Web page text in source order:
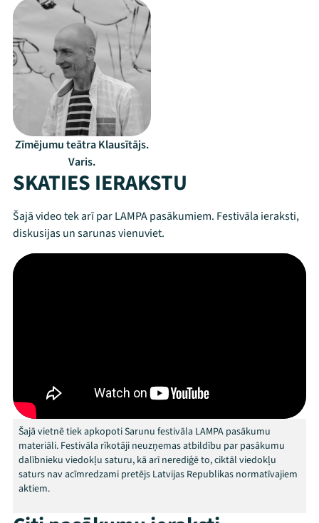
Festivāls
Programma
Arhīvs
Zīmējumu teātra Klausītājs.
Varis.
SKATIES IERAKSTU
Šajā video tek arī par LAMPA pasākumiem. Festivāla ieraksti,
diskusijas un sarunas vienuviet.
Šajā vietnē tiek apkopoti Sarunu festivāla LAMPA pasākumu
materiāli. Festivāla rīkotāji neuzņemas atbildību par pasākumu
dalībnieku viedokļu saturu, kā arī nerediģē to, ciktāl viedokļu
saturs nav acīmredzami pretējs Latvijas Republikas normatīvajiem
aktiem.